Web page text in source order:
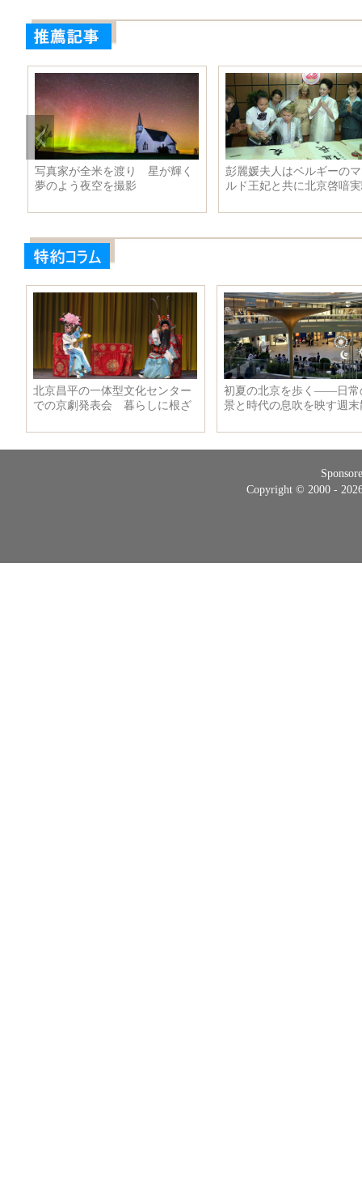
未来の車はこうなる？ かっこ
よすぎる
芸能人の変な风貌 スタ
トの機げんを損ねたよね
Copyright © 2000 -